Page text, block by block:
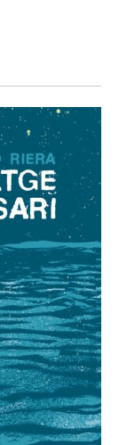
Privacy Policy-